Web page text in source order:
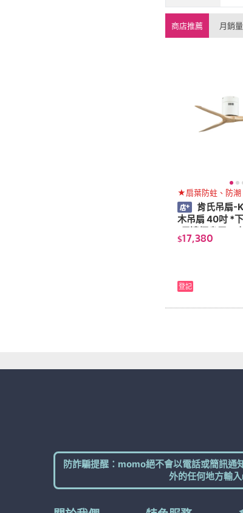
商店推薦 月銷量
★扇葉防蛀、防潮
肯氏吊扇-
木吊扇 40吋 *
(馬達極省電、
$17,380
登記
防詐騙提醒：momo絕不會以電話或簡訊
外的任何地方輸